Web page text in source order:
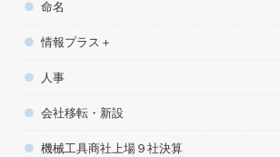
命名
情報プラス＋
人事
会社移転・新設
機械工具商社上場９社決算